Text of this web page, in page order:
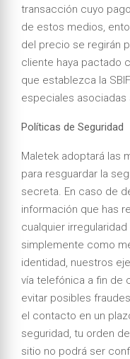
transacción cuyo
de estos medios,
del precio se regirán
cliente haya pactado
que establezca la
especiales asociadas
Políticas de Seguridad
Maletek adoptará las
para resguardar la
secreta. En caso de
información que has
cualquier
simplemente como
identidad, nuestros
vía telefónica a fin de
evitar posibles
el contacto en un
seguridad, tu orden
sitio no podrá ser